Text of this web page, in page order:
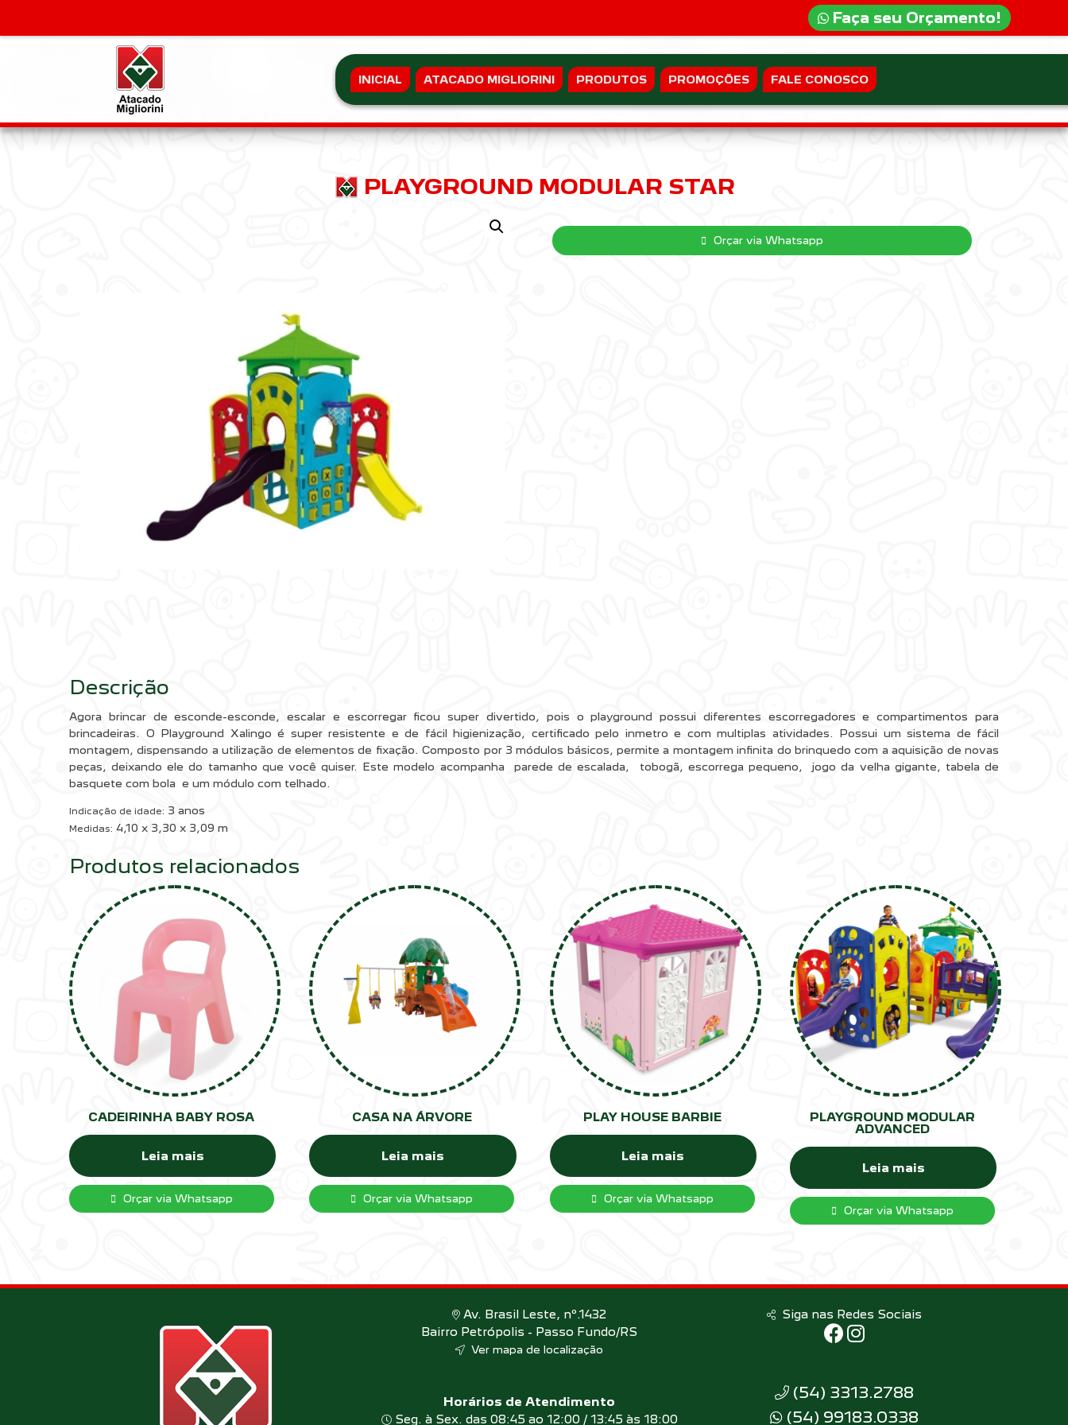
Faça seu Orçamento!
INICIAL ATACADO MIGLIORINI PRODUTOS PROMOÇÕES FALE CONOSCO
PLAYGROUND MODULAR STAR
Orçar via Whatsapp
Descrição
Agora brincar de esconde-esconde, escalar e escorregar ficou super divertido, pois o playground possui diferentes escorregadores e compartimentos para
brincadeiras. O Playground Xalingo é super resistente e de fácil higienização, certificado pelo inmetro e com multiplas atividades. Possui um sistema de fácil
montagem, dispensando a utilização de elementos de fixação. Composto por 3 módulos básicos, permite a montagem infinita do brinquedo com a aquisição de novas
peças, deixando ele do tamanho que você quiser. Este modelo acompanha parede de escalada, tobogã, escorrega pequeno, jogo da velha gigante, tabela de
basquete com bola e um módulo com telhado.
Indicação de idade: 3 anos
Medidas: 4,10 x 3,30 x 3,09 m
Produtos relacionados
CADEIRINHA BABY ROSA
Leia mais
Orçar via Whatsapp
CASA NA ÁRVORE
Leia mais
Orçar via Whatsapp
PLAY HOUSE BARBIE
Leia mais
Orçar via Whatsapp
PLAYGROUND MODULAR
ADVANCED
Leia mais
Orçar via Whatsapp
Av. Brasil Leste, nº.1432
Bairro Petrópolis - Passo Fundo/RS
Ver mapa de localização
Horários de Atendimento
Seg. à Sex. das 08:45 ao 12:00 / 13:45 às 18:00
Siga nas Redes Sociais
(54) 3313.2788
(54) 99183.0338